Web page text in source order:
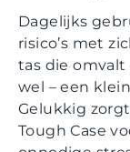
Dagelijks
risico’s met
tas die
wel – een
Gelukkig
Tough Case